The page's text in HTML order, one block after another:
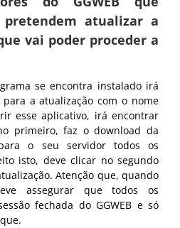
atualizar a
vai poder proceder a
se encontra instalado irá
a atualização com o nome
esse aplicativo, irá encontrar
primeiro, faz o download da
o seu servidor todos os
isto, deve clicar no segundo
Atenção que, quando
assegurar que todos os
fechada do GGWEB e só